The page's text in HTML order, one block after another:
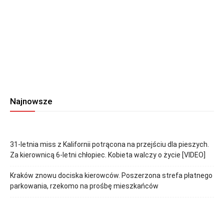
Najnowsze
31-letnia miss z Kalifornii potrącona na przejściu dla pieszych.
Za kierownicą 6-letni chłopiec. Kobieta walczy o życie [VIDEO]
Kraków znowu dociska kierowców. Poszerzona strefa płatnego
parkowania, rzekomo na prośbę mieszkańców